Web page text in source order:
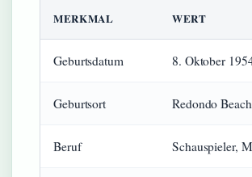
MERKMAL WERT
Geburtsdatum 8. Oktober
Geburtsort Redondo
Beruf Schauspieler,